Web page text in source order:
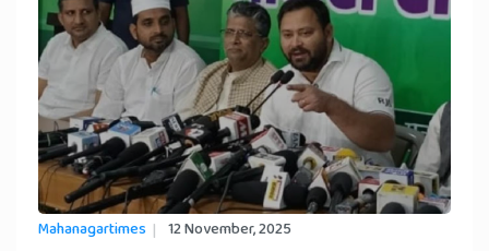
Mahanagartimes 12 November, 2025